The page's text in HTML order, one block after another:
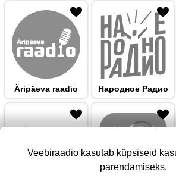
Äripäeva raadio Народноe Радио
Veebiraadio kasutab küpsiseid
parendamiseks.